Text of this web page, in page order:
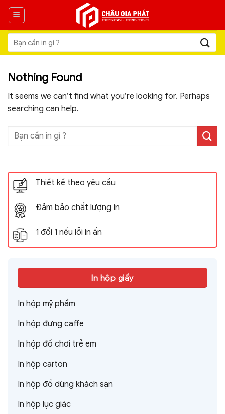
Skip
content
Tìm
kiếm:
Nothing Found
It seems we can’t find what you’re looking for. Perhaps
searching can help.
Thiết kế theo yêu cầu
Đảm bảo chất lượng in
1 đổi 1 nếu lỗi in ấn
In hộp giấy
In hộp mỹ phẩm
In hộp đựng caffe
In hộp đồ chơi trẻ em
In hộp carton
In hộp đồ dùng khách sạn
In hộp lục giác